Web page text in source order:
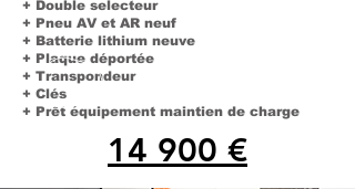
+ Double selecteur
+ Pneu AV et AR neuf
+ Batterie lithium neuve
+ Plaque déportée
+ Transpondeur
+ Clés
+ Prêt équipement maintien de charge
14 900 €